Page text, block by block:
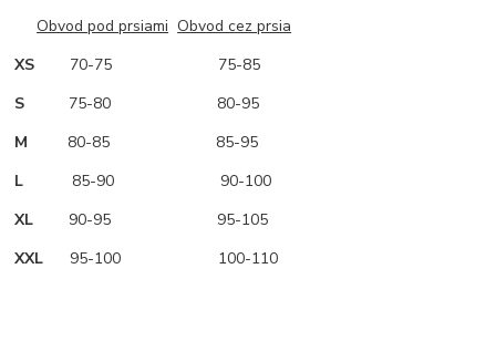
Obvod pod prsiami Obvod cez prsia
XS 70-75 75-85
S 75-80 80-95
M 80-85 85-95
L 85-90 90-100
XL 90-95 95-105
XXL 95-100 100-110